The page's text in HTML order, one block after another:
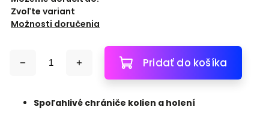
Zvoľte variant
Možnosti doručenia
Pridať do košíka
Spoľahlivé chrániče kolien a holení